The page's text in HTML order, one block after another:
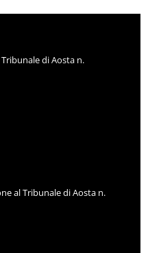
di Aosta n.
al Tribunale di Aosta n.